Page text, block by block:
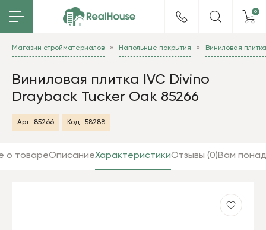
0
Магазин стройматериалов Напольные покрытия Виниловая плитка
Виниловая плитка IVC Divino
Drayback Tucker Oak 85266
Арт.: 85266 Код.: 58288
о товареОписаниеХарактеристикиОтзывы (0)Вам